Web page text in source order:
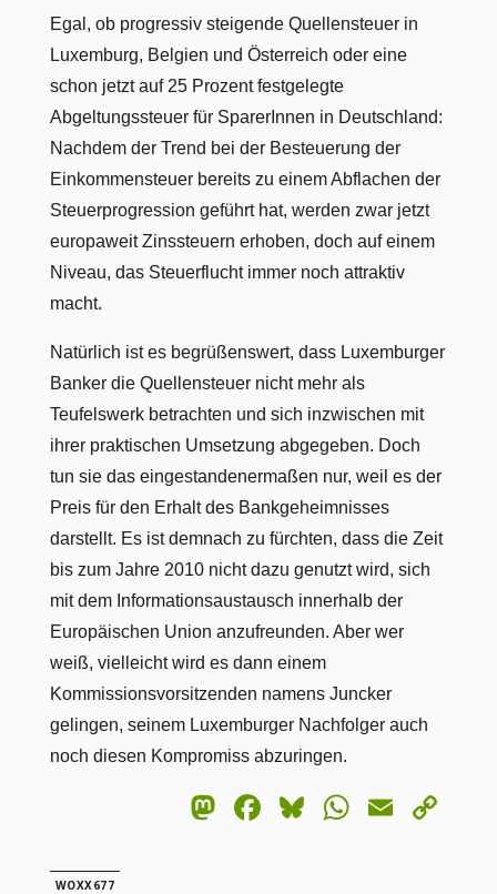
Egal, ob progressiv steigende Quellensteuer in
Luxemburg, Belgien und Österreich oder eine
schon jetzt auf 25 Prozent festgelegte
Abgeltungssteuer für SparerInnen in Deutschland:
Nachdem der Trend bei der Besteuerung der
Einkommensteuer bereits zu einem Abflachen der
Steuerprogression geführt hat, werden zwar jetzt
europaweit Zinssteuern erhoben, doch auf einem
Niveau, das Steuerflucht immer noch attraktiv
macht.
Natürlich ist es begrüßenswert, dass Luxemburger
Banker die Quellensteuer nicht mehr als
Teufelswerk betrachten und sich inzwischen mit
ihrer praktischen Umsetzung abgegeben. Doch
tun sie das eingestandenermaßen nur, weil es der
Preis für den Erhalt des Bankgeheimnisses
darstellt. Es ist demnach zu fürchten, dass die Zeit
bis zum Jahre 2010 nicht dazu genutzt wird, sich
mit dem Informationsaustausch innerhalb der
Europäischen Union anzufreunden. Aber wer
weiß, vielleicht wird es dann einem
Kommissionsvorsitzenden namens Juncker
gelingen, seinem Luxemburger Nachfolger auch
noch diesen Kompromiss abzuringen.
Mastodon
Facebook
BlueskyEmail
WOXX677